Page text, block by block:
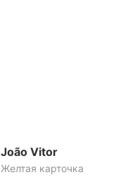
João Vitor
Желтая карточка